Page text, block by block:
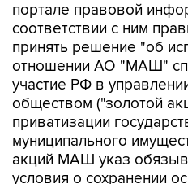
принять решение "об
отношении АО "МАШ"
участие РФ в
обществом ("золотой
приватизации
муниципального
акций МАШ указ
условия о сохранении
деятельности